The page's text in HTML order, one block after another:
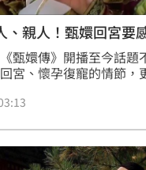
、親人！甄嬛回宮要
甄嬛傳》開播至今話題
宮、懷孕復寵的情節，
讓皇后看傻眼，其實全
不可的佈局，讓甄嬛成